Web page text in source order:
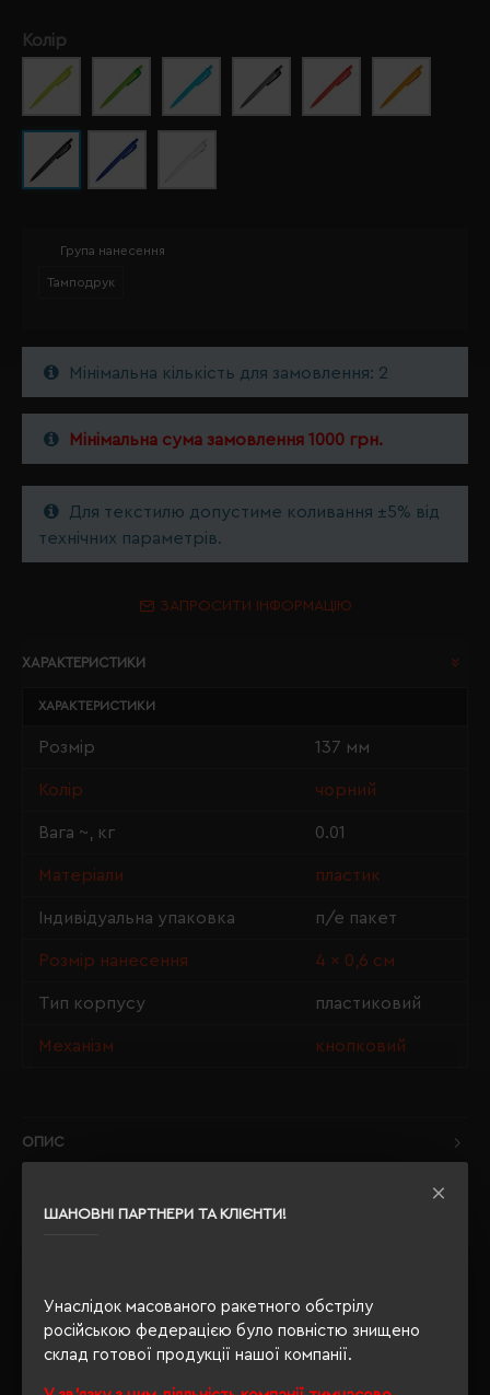
ШАНОВНІ ПАРТНЕРИ ТА КЛІЄНТИ!
Унаслідок масованого ракетного обстрілу
російською федерацією було повністю знищено
склад готової продукції нашої компанії.
Колір
Група нанесення
Тамподрук
Мінімальна кількість для замовлення: 2
Мінімальна сума замовлення 1000 грн.
Для текстилю допустиме коливання ±5% від
технічних параметрів.
ЗАПРОСИТИ ІНФОРМАЦІЮ
ХАРАКТЕРИСТИКИ
ХАРАКТЕРИСТИКИ
Розмір 137 мм
Колір чорний
Вага ~, кг 0.01
Матеріали пластик
Індивідуальна упаковка п/е пакет
Розмір нанесення 4 × 0,6 см
Тип корпусу пластиковий
Механізм кнопковий
ОПИС
РЕКОМЕНДУЄМО